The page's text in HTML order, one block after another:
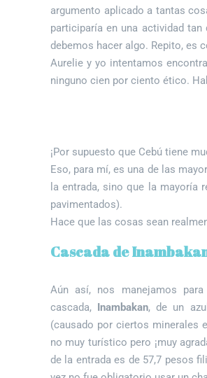
argumento aplicado a tantas
participaría en una actividad
debemos hacer algo. Repito, es
Aurelie y yo intentamos
ninguno cien por ciento ético.
¡Por supuesto que Cebú tiene
Eso, para mí, es una de las
la entrada, sino que la mayoría
pavimentados).
Hace que las cosas sean
Cascada de
Aún así, nos manejamos
cascada, Inambakan, de un
(causado por ciertos minerales
no muy turístico pero ¡muy
de la entrada es de 57,7 pesos